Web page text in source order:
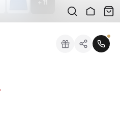
을 수 있나요?
검수 사진을 제공합니다. 가죽 재질,
이즈 불일치, 고객 변심 모두 교환·반
실 수 있습니다. 적립금은 1,000원 이상
티지를 담은 여성 핸드백입니다. 매력
서 만나보세요. 고퀄리티 하이엔드 인증